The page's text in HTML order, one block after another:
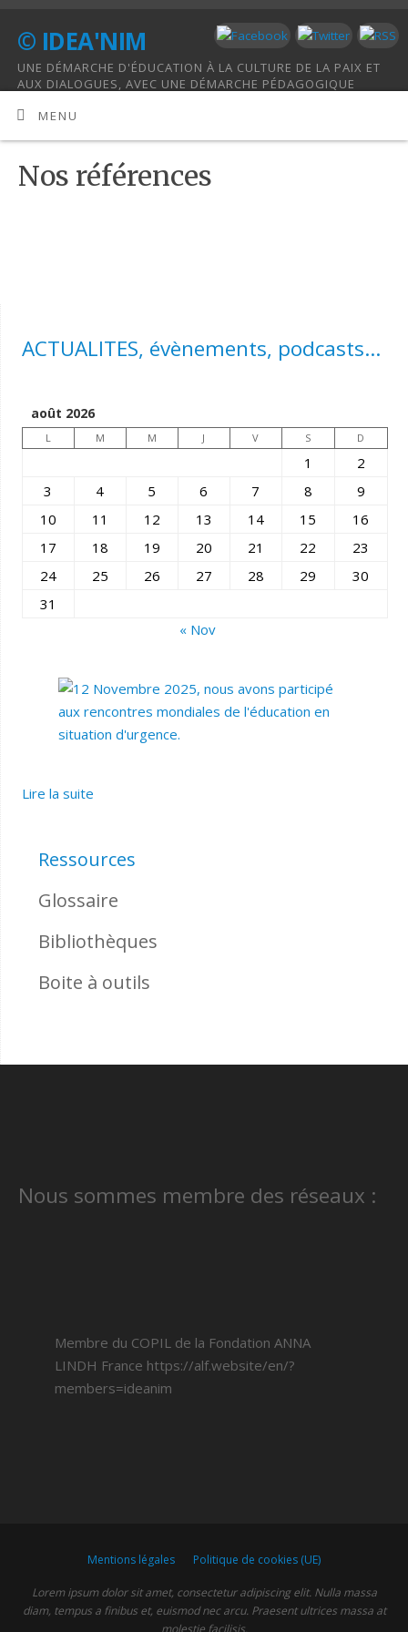
© IDEA'NIM
UNE DÉMARCHE D'ÉDUCATION À LA CULTURE DE LA PAIX ET
AUX DIALOGUES, AVEC UNE DÉMARCHE PÉDAGOGIQUE
MENU
Nos références
ACTUALITES, évènements, podcasts...
août 2026
L M M J V S D
1
2
3
4 5 6 7 8
9
10
11 12 13 14 15
16
17
18 19 20 21 22
23
24
25 26 27 28 29
30
31
« Nov
Lire la suite
Ressources
Glossaire
Bibliothèques
Boite à outils
Nous sommes membre des réseaux :
Membre du COPIL de la Fondation ANNA
LINDH France https://alf.website/en/?
members=ideanim
Mentions légales Politique de cookies (UE)
Lorem ipsum dolor sit amet, consectetur adipiscing elit. Nulla massa
diam, tempus a finibus et, euismod nec arcu. Praesent ultrices massa at
molestie facilisis.